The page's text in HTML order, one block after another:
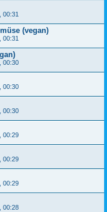
00:31
(vegan)
00:31
00:30
00:30
00:30
00:29
00:29
00:29
00:28